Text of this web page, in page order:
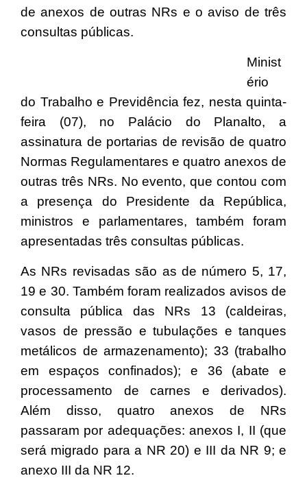
de anexos de outras NRs e o aviso de três
consultas públicas.
Minist
ério
do Trabalho e Previdência fez, nesta quinta-
feira (07), no Palácio do Planalto, a
assinatura de portarias de revisão de quatro
Normas Regulamentares e quatro anexos de
outras três NRs. No evento, que contou com
a presença do Presidente da República,
ministros e parlamentares, também foram
apresentadas três consultas públicas.
As NRs revisadas são as de número 5, 17,
19 e 30. Também foram realizados avisos de
consulta pública das NRs 13 (caldeiras,
vasos de pressão e tubulações e tanques
metálicos de armazenamento); 33 (trabalho
em espaços confinados); e 36 (abate e
processamento de carnes e derivados).
Além disso, quatro anexos de NRs
passaram por adequações: anexos I, II (que
será migrado para a NR 20) e III da NR 9; e
anexo III da NR 12.